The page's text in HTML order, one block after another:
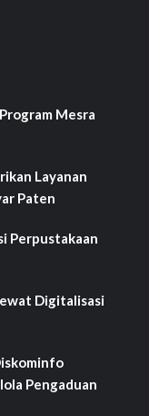
Mesra
Layanan
Paten
Perpustakaan
Digitalisasi
Pengaduan